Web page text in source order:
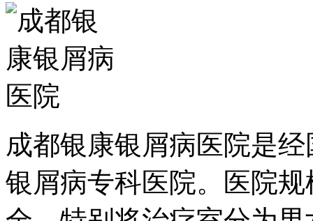
成都银康银屑病医院是
银屑病专科医院。医院